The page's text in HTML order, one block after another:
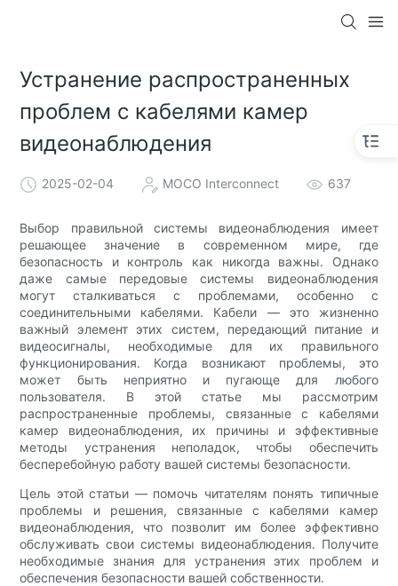
Устранение распространенных
проблем с кабелями камер
видеонаблюдения
2025-02-04 MOCO Interconnect 637
Выбор правильной системы видеонаблюдения имеет
решающее значение в современном мире, где
безопасность и контроль как никогда важны. Однако
даже самые передовые системы видеонаблюдения
могут сталкиваться с проблемами, особенно с
соединительными кабелями. Кабели — это жизненно
важный элемент этих систем, передающий питание и
видеосигналы, необходимые для их правильного
функционирования. Когда возникают проблемы, это
может быть неприятно и пугающе для любого
пользователя. В этой статье мы рассмотрим
распространенные проблемы, связанные с кабелями
камер видеонаблюдения, их причины и эффективные
методы устранения неполадок, чтобы обеспечить
бесперебойную работу вашей системы безопасности.
Цель этой статьи — помочь читателям понять типичные
проблемы и решения, связанные с кабелями камер
видеонаблюдения, что позволит им более эффективно
обслуживать свои системы видеонаблюдения. Получите
необходимые знания для устранения этих проблем и
обеспечения безопасности вашей собственности.